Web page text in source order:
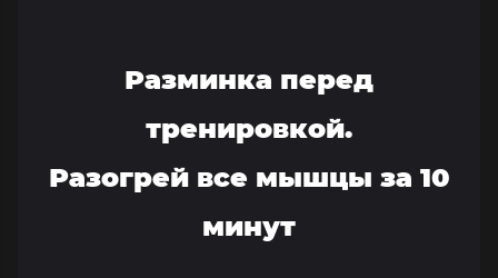
Разминка перед
тренировкой.
Разогрей все мышцы за 10
минут